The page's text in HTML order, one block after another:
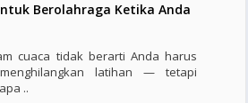
Berolahraga Ketika Anda
cuaca tidak berarti Anda harus
latihan — tetapi
..